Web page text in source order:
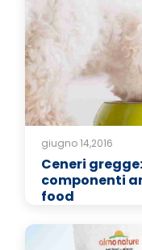
giugno 14,2016
Ceneri
componenti
food